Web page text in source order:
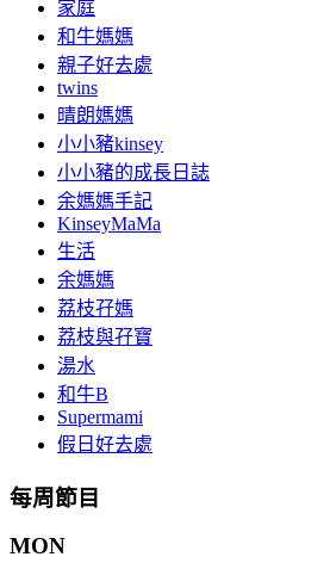
家庭
和牛媽媽
親子好去處
twins
晴朗媽媽
小小豬kinsey
小小豬的成長日誌
余媽媽手記
KinseyMaMa
生活
余媽媽
荔枝孖媽
荔枝與孖寶
湯水
和牛B
Supermami
假日好去處
每周節目
MON